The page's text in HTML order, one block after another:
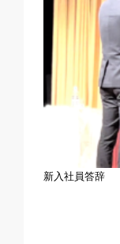
新入社員答辞